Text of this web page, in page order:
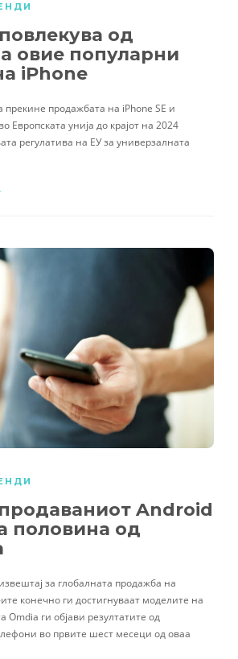
од
овие популарни
iPhone
прекине продажбата на iPhone SE и
Европската унија до крајот на 2024
регулатива на ЕУ за универзалната
Android
половина од
за глобалната продажба на
конечно ги достигнуваат моделите на
Omdia ги објави резултатите од
во првите шест месеци од оваа